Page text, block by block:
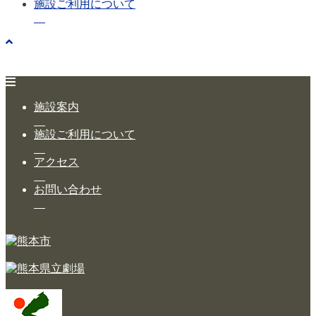
施設ご利用について
施設案内
施設ご利用について
アクセス
お問い合わせ